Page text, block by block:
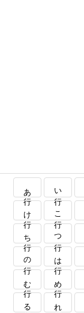
あ行 い行
け行 こ行
ち行 つ行
の行 は行
む行 め行
る行 れ行